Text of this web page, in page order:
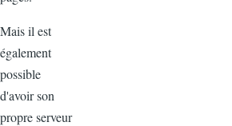
Mais il est
également
possible
d'avoir son
propre serveur